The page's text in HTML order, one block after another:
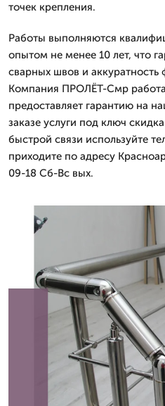
точек крепления.
Работы выполняются
опытом не менее 10 лет, что
сварных швов и аккуратность
Компания ПРОЛЁТ-Смр
предоставляет гарантию на
заказе услуги под ключ
быстрой связи используйте
приходите по адресу
09-18 Сб-Вс вых.